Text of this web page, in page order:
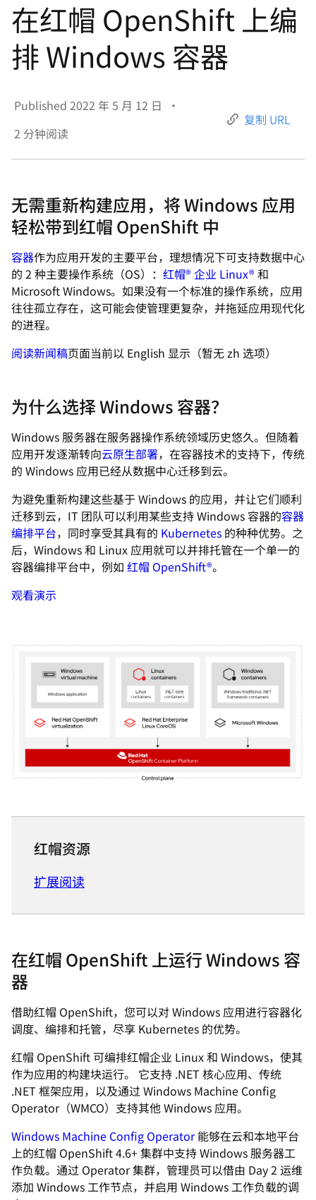
在红帽 OpenShift 上编
排 Windows 容器
Published 2022 年 5 月 12 日
•
2 分钟阅读
复制 URL
无需重新构建应用，将 Windows 应用
轻松带到红帽 OpenShift 中
容器作为应用开发的主要平台，理想情况下可支持数据中心
的 2 种主要操作系统（OS）： 红帽® 企业 Linux®和
Microsoft Windows。如果没有一个标准的操作系统，应用
往往孤立存在，这可能会使管理更复杂，并拖延应用现代化
的进程。
阅读新闻稿页面当前以 English 显示（暂无 zh 选项）
为什么选择 Windows 容器？
Windows 服务器在服务器操作系统领域历史悠久。但随着
应用开发逐渐转向云原生部署，在容器技术的支持下，传统
的 Windows 应用已经从数据中心迁移到云。
为避免重新构建这些基于 Windows 的应用，并让它们顺利
迁移到云，IT 团队可以利用某些支持 Windows 容器的容器
编排平台，同时享受其具有的 Kubernetes 的种种优势。之
后，Windows 和 Linux 应用就可以并排托管在一个单一的
容器编排平台中，例如 红帽 OpenShift®。
观看演示
红帽资源
扩展阅读
在红帽 OpenShift 上运行 Windows 容
器
借助红帽 OpenShift，您可以对 Windows 应用进行容器化
调度、编排和托管，尽享 Kubernetes 的优势。
红帽 OpenShift 可编排红帽企业 Linux 和 Windows，使其
作为应用的构建块运行。 它支持 .NET 核心应用、传统
.NET 框架应用，以及通过 Windows Machine Config
Operator（WMCO）支持其他 Windows 应用。
Windows Machine Config Operator能够在云和本地平台
上的红帽 OpenShift 4.6+ 集群中支持 Windows 服务器工
作负载。通过 Operator 集群，管理员可以借由 Day 2 运维
添加 Windows 工作节点，并启用 Windows 工作负载的调